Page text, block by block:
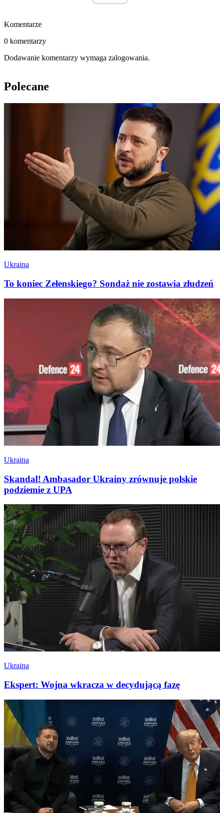
Komentarze
0 komentarzy
Dodawanie komentarzy wymaga zalogowania.
Polecane
Ukraina
To koniec Zełenskiego? Sondaż nie zostawia złudzeń
Ukraina
Skandal! Ambasador Ukrainy zrównuje polskie
podziemie z UPA
Ukraina
Ekspert: Wojna wkracza w decydującą fazę